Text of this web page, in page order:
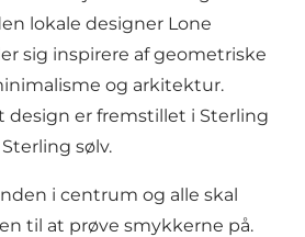
lokale designer Lone
sig inspirere af geometriske
og arkitektur.
design er fremstillet i Sterling
sølv.
i centrum og alle skal
til at prøve smykkerne på.